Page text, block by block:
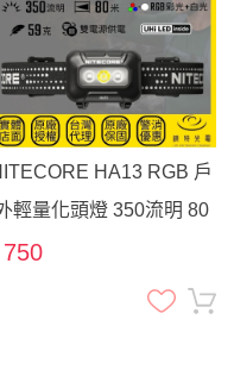
HA13 RGB 戶
輕量化頭燈 350流明 80
紅/綠/藍光 雙電源 AAA
750